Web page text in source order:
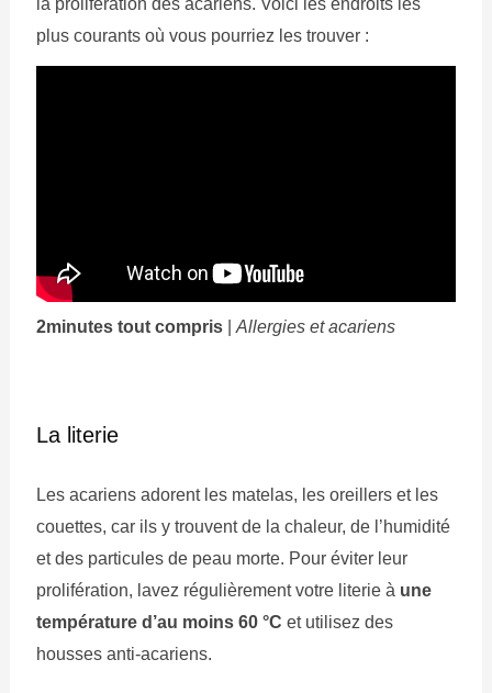
la prolifération des acariens. Voici les endroits les
plus courants où vous pourriez les trouver :
2minutes tout compris| Allergies et acariens
La literie
Les acariens adorent les matelas, les oreillers et les
couettes, car ils y trouvent de la chaleur, de l’humidité
et des particules de peau morte. Pour éviter leur
prolifération, lavez régulièrement votre literie à une
température d’au moins 60 °C et utilisez des
housses anti-acariens.